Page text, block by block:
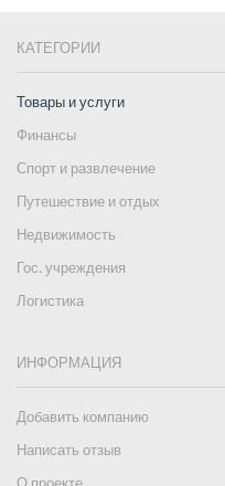
КАТЕГОРИИ
Товары и услуги
Финансы
Спорт и развлечение
Путешествие и отдых
Недвижимость
Гос. учреждения
Логистика
ИНФОРМАЦИЯ
Добавить компанию
Написать отзыв